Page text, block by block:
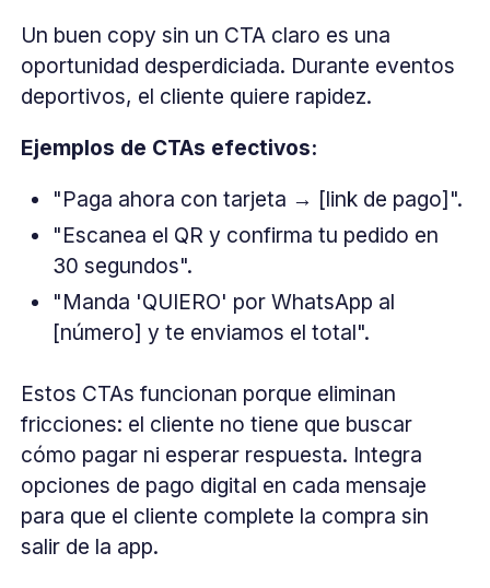
Un buen copy sin un CTA claro es una
oportunidad desperdiciada. Durante eventos
deportivos, el cliente quiere rapidez.
Ejemplos de CTAs efectivos:
"Paga ahora con tarjeta → [link de pago]".
"Escanea el QR y confirma tu pedido en
30 segundos".
"Manda 'QUIERO' por WhatsApp al
[número] y te enviamos el total".
Estos CTAs funcionan porque eliminan
fricciones: el cliente no tiene que buscar
cómo pagar ni esperar respuesta. Integra
opciones de pago digital en cada mensaje
para que el cliente complete la compra sin
salir de la app.